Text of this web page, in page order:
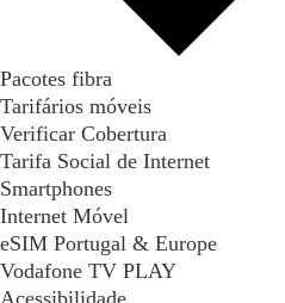
Pacotes fibra
Tarifários móveis
Verificar Cobertura
Tarifa Social de Internet
Smartphones
Internet Móvel
eSIM Portugal & Europe
Vodafone TV PLAY
Acessibilidade